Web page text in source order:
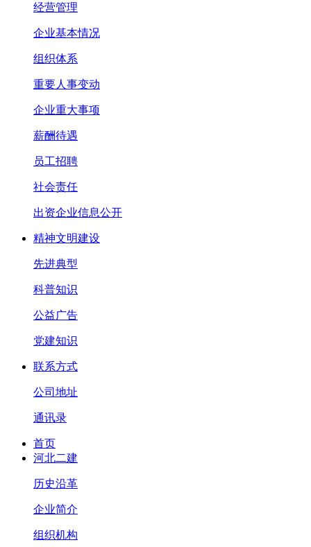
经营管理
企业基本情况
组织体系
重要人事变动
企业重大事项
薪酬待遇
员工招聘
社会责任
出资企业信息公开
精神文明建设
先进典型
科普知识
公益广告
党建知识
联系方式
公司地址
通讯录
首页
河北二建
历史沿革
企业简介
组织机构